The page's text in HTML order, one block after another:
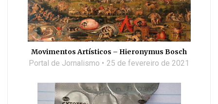
Movimentos Artísticos – Hieronymus Bosch
Portal de Jornalismo 25 de fevereiro de 2021